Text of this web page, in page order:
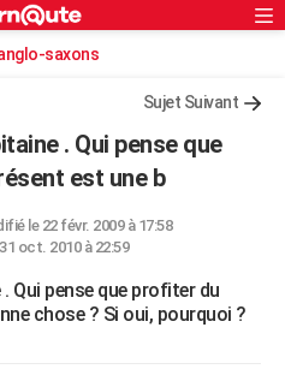
saxons
Sujet Suivant
. Qui pense que
est une b
le 22 févr. 2009 à 17:58
31 oct. 2010 à 22:59
Qui pense que profiter du
chose ? Si oui, pourquoi ?